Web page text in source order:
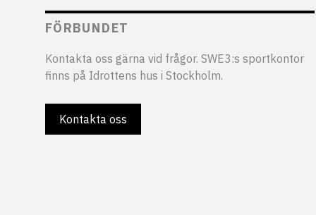
FÖRBUNDET
Kontakta oss gärna vid frågor. SWE3:s sportkontor
finns på Idrottens hus i Stockholm.
Kontakta oss